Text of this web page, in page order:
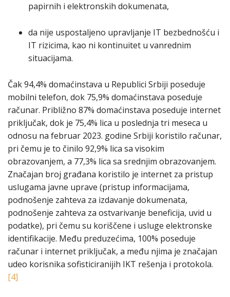
papirnih i elektronskih dokumenata,
da nije uspostaljeno upravljanje IT bezbednošću i
IT rizicima, kao ni kontinuitet u vanrednim
situacijama.
Čak 94,4% domaćinstava u Republici Srbiji poseduje
mobilni telefon, dok 75,9% domaćinstava poseduje
računar. Približno 87% domaćinstava poseduje internet
priključak, dok je 75,4% lica u poslednja tri meseca u
odnosu na februar 2023. godine Srbiji koristilo računar,
pri čemu je to činilo 92,9% lica sa visokim
obrazovanjem, a 77,3% lica sa srednjim obrazovanjem.
Značajan broj građana koristilo je internet za pristup
uslugama javne uprave (pristup informacijama,
podnošenje zahteva za izdavanje dokumenata,
podnošenje zahteva za ostvarivanje beneficija, uvid u
podatke), pri čemu su koriščene i usluge elektronske
identifikacije. Među preduzećima, 100% poseduje
računar i internet priključak, a među njima je značajan
udeo korisnika sofisticiranijih IKT rešenja i protokola.
[4]